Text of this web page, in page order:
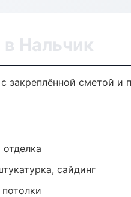
Нальчик
закреплённой сметой
сайдинг